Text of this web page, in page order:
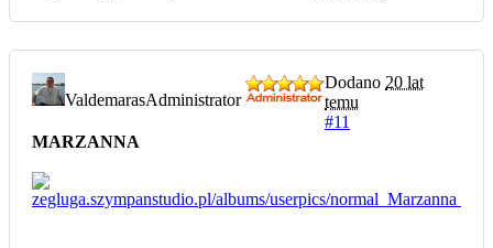
ValdemarasAdministrator
Dodano 20 lat
temu
#11
MARZANNA